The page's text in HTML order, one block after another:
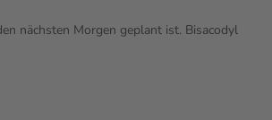
nächsten Morgen geplant ist. Bisacodyl